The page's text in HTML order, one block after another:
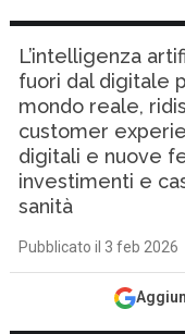
L’intelligenza
fuori dal digitale
mondo reale,
customer
digitali e nuove
investimenti e
sanità
Pubblicato il 3 feb 2026